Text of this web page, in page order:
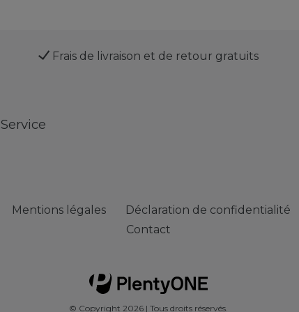
Frais de livraison et de retour gratuits
Service
Mentions légales Déclaration de confidentialité
Contact
© Copyright 2026 | Tous droits réservés.